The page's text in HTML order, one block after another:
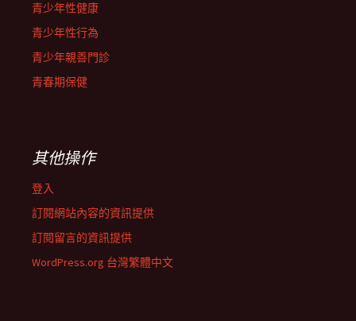
青少年性健康
青少年性行為
青少年親善門診
青春期保健
其他操作
登入
訂閱網站內容的資訊提供
訂閱留言的資訊提供
WordPress.org 台灣繁體中文